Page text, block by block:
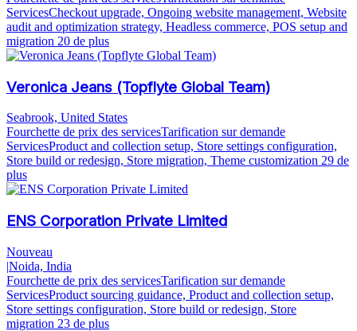
ServicesCheckout upgrade, Ongoing website management, Website
audit and optimization strategy, Headless commerce, POS setup and
migration 20 de plus
Veronica Jeans (Topflyte Global Team)
Seabrook, United States
Fourchette de prix des servicesTarification sur demande
ServicesProduct and collection setup, Store settings configuration,
Store build or redesign, Store migration, Theme customization 29 de
plus
ENS Corporation Private Limited
Nouveau
|Noida, India
Fourchette de prix des servicesTarification sur demande
ServicesProduct sourcing guidance, Product and collection setup,
Store settings configuration, Store build or redesign, Store
migration 23 de plus